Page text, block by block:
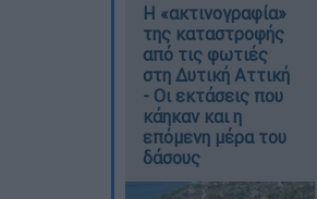
Η «ακτινογραφία»
της καταστροφής
από τις φωτιές
στη Δυτική Αττική
- Οι εκτάσεις που
κάηκαν και η
επόμενη μέρα του
δάσους